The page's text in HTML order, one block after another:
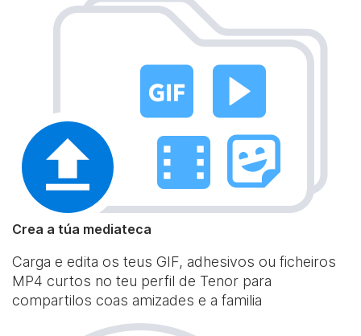
Crea a túa mediateca
Carga e edita os teus GIF, adhesivos ou ficheiros
MP4 curtos no teu perfil de Tenor para
compartilos coas amizades e a familia